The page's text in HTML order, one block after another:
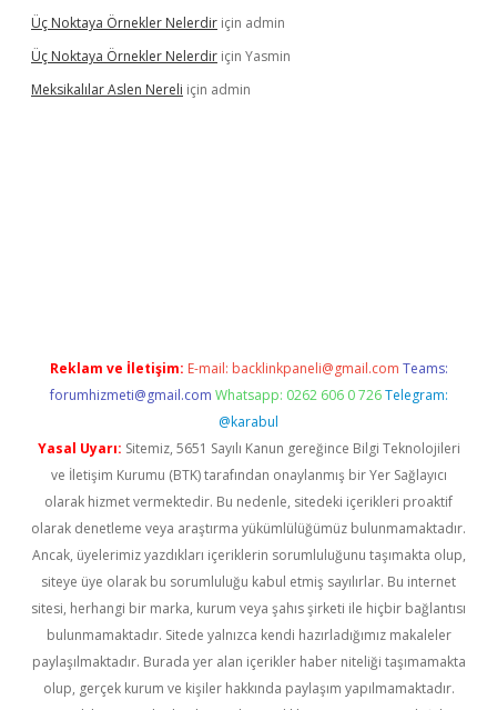
Üç Noktaya Örnekler Nelerdir için admin
Üç Noktaya Örnekler Nelerdir için Yasmin
Meksikalılar Aslen Nereli için admin
Reklam ve İletişim: E-mail: backlinkpaneli@gmail.com Teams:
forumhizmeti@gmail.com Whatsapp: 0262 606 0 726 Telegram:
@karabul
Yasal Uyarı: Sitemiz, 5651 Sayılı Kanun gereğince Bilgi Teknolojileri
ve İletişim Kurumu (BTK) tarafından onaylanmış bir Yer Sağlayıcı
olarak hizmet vermektedir. Bu nedenle, sitedeki içerikleri proaktif
olarak denetleme veya araştırma yükümlülüğümüz bulunmamaktadır.
Ancak, üyelerimiz yazdıkları içeriklerin sorumluluğunu taşımakta olup,
siteye üye olarak bu sorumluluğu kabul etmiş sayılırlar. Bu internet
sitesi, herhangi bir marka, kurum veya şahıs şirketi ile hiçbir bağlantısı
bulunmamaktadır. Sitede yalnızca kendi hazırladığımız makaleler
paylaşılmaktadır. Burada yer alan içerikler haber niteliği taşımamakta
olup, gerçek kurum ve kişiler hakkında paylaşım yapılmamaktadır.